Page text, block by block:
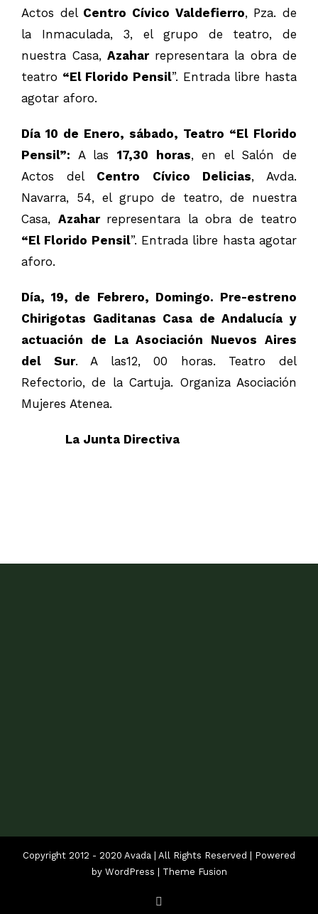
Actos del Centro Cívico Valdefierro, Pza. de
la Inmaculada, 3, el grupo de teatro, de
nuestra Casa, Azahar representara la obra de
teatro “El Florido Pensil”. Entrada libre hasta
agotar aforo.
Día 10 de Enero, sábado, Teatro “El Florido
Pensil”: A las 17,30 horas, en el Salón de
Actos del Centro Cívico Delicias, Avda.
Navarra, 54, el grupo de teatro, de nuestra
Casa, Azahar representara la obra de teatro
“El Florido Pensil”. Entrada libre hasta agotar
aforo.
Día, 19, de Febrero, Domingo. Pre-estreno
Chirigotas Gaditanas Casa de Andalucía y
actuación de La Asociación Nuevos Aires
del Sur. A las12, 00 horas. Teatro del
Refectorio, de la Cartuja. Organiza Asociación
Mujeres Atenea.
La Junta Directiva
Copyright 2012 - 2020 Avada | All Rights Reserved | Powered
by WordPress Theme Fusion